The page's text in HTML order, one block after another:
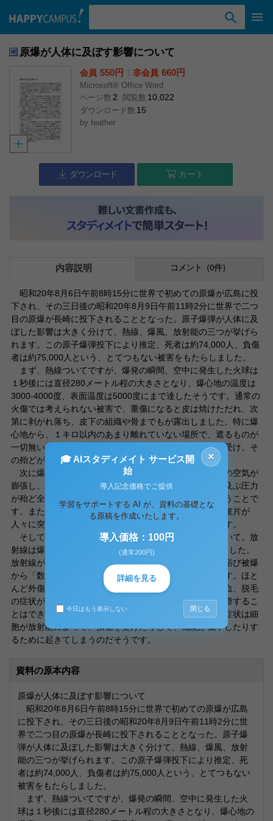
原爆が人体に及ぼす影響について
会員 550円 非会員 660円
Microsoft® Office Word
ページ数 2 閲覧数 10,022
ダウンロード数 15
by feather
ダウンロード カート
内容説明 コメント（0件）
昭和20年8月6日午前8時15分に世界で初めての原爆が広島に投
下され、その三日後の昭和20年8月9日午前11時2分に世界で二つ
目の原爆が長崎に投下されることとなった。原子爆弾が人体に及
ぼした影響は大きく分けて、熱線、爆風、放射能の三つが挙げら
れます。この原子爆弾投下により推定、死者は約74,000人、負傷
者は約75,000人という、とてつもない被害をもたらしました。
まず、熱線ついてですが、爆発の瞬間、空中に発生した火球は
１秒後には直径280メートル程の大きさとなり、爆心地の温度は
3000-4000度、表面温度は5000度にまで達したそうです。通常の
火傷では考えられない被害で、重傷になると皮は焼けただれ、次
第に剥がれ落ち、皮下の組織や骨までもが露出しました。特に爆
心地から、１キロ以内のあまり離れていない場所で、遮るものが
一切無いまま熱線を直射した人は、致命的なダメージを受け、そ
の殆どが即死か数日のうちに亡くなったということです。
次に爆風が及ぼした被害について。爆発の瞬間、周りの空気が
膨張し、強烈な爆風が生み出されました。何十トンにも及ぶ圧力
が殆ど全ての建物を破壊し、人々も吹き飛ばされたということで
す。また、爆風によって、粉々になった無数のガラスの破片が
人々に突き刺さるという信じられない被害も起きています。
そして、三つ目に放射線がもたらす人体への影響について。放
射線は爆心地から2キロメートル以内に強く降りそそぎました。
放射線が上の二つの被害と少し違うところは、放射能を浴び被爆
から「数日後」に突然亡くなるという場合もあるからです。ほと
んど外傷の無い人でも原因不明の高熱や嘔吐、下痢、出血、脱毛
の症状が現れます。当時の日本では、これらの症状を治療するこ
とはできませんでした。嘔吐、下痢、出血、脱毛などの症状は細
胞が放射能によって、損傷を受けたりして、機能が低下したりす
るために起きてしまうのだそうです。
資料の原本内容
原爆が人体に及ぼす影響について
昭和20年8月6日午前8時15分に世界で初めての原爆が広島
に投下され、その三日後の昭和20年8月9日午前11時2分に世
界で二つ目の原爆が長崎に投下されることとなった。原子爆
弾が人体に及ぼした影響は大きく分けて、熱線、爆風、放射
能の三つが挙げられます。この原子爆弾投下により推定、死
者は約74,000人、負傷者は約75,000人という、とてつもない
被害をもたらしました。
まず、熱線ついてですが、爆発の瞬間、空中に発生した火
球は１秒後には直径280メートル程の大きさとなり、爆心地の
×
🎓 AIスタディメイト サービス開
始
導入記念価格でご提供
学習をサポートする AI が、資料の基礎とな
る原稿を作成いたします。
導入価格：100円
(通常200円)
詳細を見る
今日はもう表示しない 閉じる